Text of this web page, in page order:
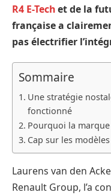
R4 E-Techet de la
française a
pas électrifier
Sommaire
Une stratégie
fonctionné
Pourquoi la
Cap sur les
Laurens van den
Renault Group, l’a